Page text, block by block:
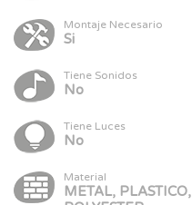
Montaje Necesario
Si
Tiene Sonidos
No
Tiene Luces
No
Material
METAL, PLASTICO,